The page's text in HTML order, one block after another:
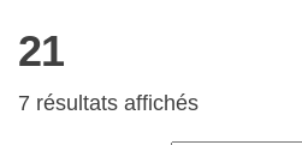
21
7 résultats affichés